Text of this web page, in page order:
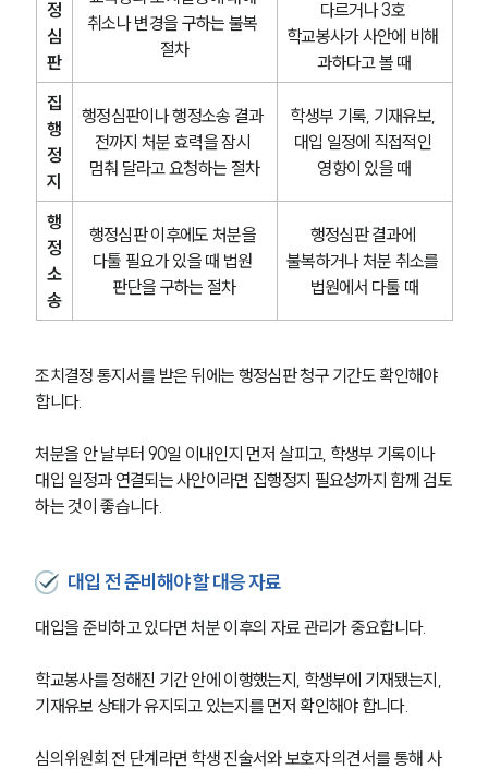
정
심
판
취소나 변경을 구하는 불복
절차
다르거나 3호
학교봉사가 사안에 비해
과하다고 볼 때
집
행
정
지
행정심판이나 행정소송 결과
전까지 처분 효력을 잠시
멈춰 달라고 요청하는 절차
학생부 기록, 기재유보,
대입 일정에 직접적인
영향이 있을 때
행
정
소
송
행정심판 이후에도 처분을
다툴 필요가 있을 때 법원
판단을 구하는 절차
행정심판 결과에
불복하거나 처분 취소를
법원에서 다툴 때
조치결정 통지서를 받은 뒤에는 행정심판 청구 기간도 확인해야
합니다.
처분을 안 날부터 90일 이내인지 먼저 살피고, 학생부 기록이나
대입 일정과 연결되는 사안이라면 집행정지 필요성까지 함께 검토
하는 것이 좋습니다.
대입 전 준비해야 할 대응 자료
대입을 준비하고 있다면 처분 이후의 자료 관리가 중요합니다.
학교봉사를 정해진 기간 안에 이행했는지, 학생부에 기재됐는지,
기재유보 상태가 유지되고 있는지를 먼저 확인해야 합니다.
심의위원회 전 단계라면 학생 진술서와 보호자 의견서를 통해 사